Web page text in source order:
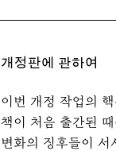
개정판에 관하여
이번 개정 작업의
책이 처음 출간된
변화의 징후들이 서